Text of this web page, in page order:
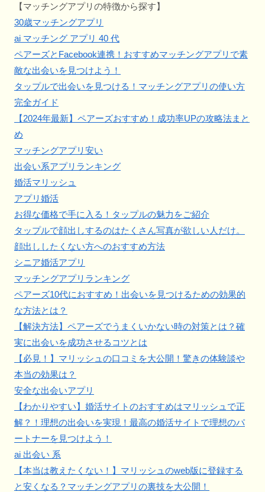
【マッチングアプリの特徴から探す】
30歳マッチングアプリ
ai マッチング アプリ 40 代
ペアーズとFacebook連携！おすすめマッチングアプリで素
敵な出会いを見つけよう！
タップルで出会いを見つける！マッチングアプリの使い方
完全ガイド
【2024年最新】ペアーズおすすめ！成功率UPの攻略法まと
め
マッチングアプリ安い
出会い系アプリランキング
婚活マリッシュ
アプリ婚活
お得な価格で手に入る！タップルの魅力をご紹介
タップルで顔出しするのはたくさん写真が欲しい人だけ。
顔出ししたくない方へのおすすめ方法
シニア婚活アプリ
マッチングアプリランキング
ペアーズ10代におすすめ！出会いを見つけるための効果的
な方法とは？
【解決方法】ペアーズでうまくいかない時の対策とは？確
実に出会いを成功させるコツとは
【必見！】マリッシュの口コミを大公開！驚きの体験談や
本当の効果は？
安全な出会いアプリ
【わかりやすい】婚活サイトのおすすめはマリッシュで正
解？！理想の出会いを実現！最高の婚活サイトで理想のパ
ートナーを見つけよう！
ai 出会い 系
【本当は教えたくない！】マリッシュのweb版に登録する
と安くなる？マッチングアプリの裏技を大公開！